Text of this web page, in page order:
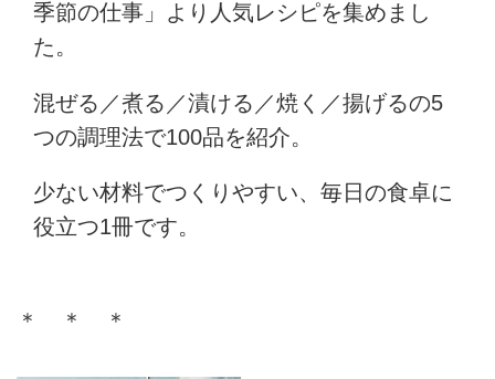
季節の仕事」より人気レシピを集めまし
た。
混ぜる／煮る／漬ける／焼く／揚げるの5
つの調理法で100品を紹介。
少ない材料でつくりやすい、毎日の食卓に
役立つ1冊です。
＊ ＊ ＊